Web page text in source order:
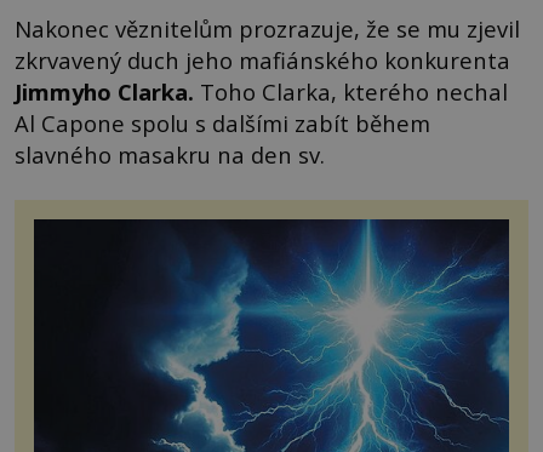
Nakonec věznitelům prozrazuje, že se mu zjevil
zkrvavený duch jeho mafiánského konkurenta
Jimmyho Clarka. Toho Clarka, kterého nechal
Al Capone spolu s dalšími zabít během
slavného masakru na den sv.